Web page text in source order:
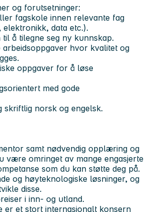
og forutsetninger:
fagskole innen relevante fag
data etc.).
til å tilegne seg ny kunnskap.
arbeidsoppgaver hvor kvalitet og
oppgaver for å løse
med gode
skriftlig norsk og engelsk.
samt nødvendig opplæring og
være omringet av mange engasjerte
som du kan støtte deg på.
og høyteknologiske løsninger, og
disse.
i inn- og utland.
er et stort internasjonalt konsern